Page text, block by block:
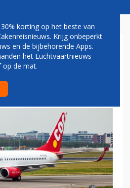
korting op het beste van
Krijg onbeperkt
en de bijbehorende Apps.
het Luchtvaartnieuws
op de mat.